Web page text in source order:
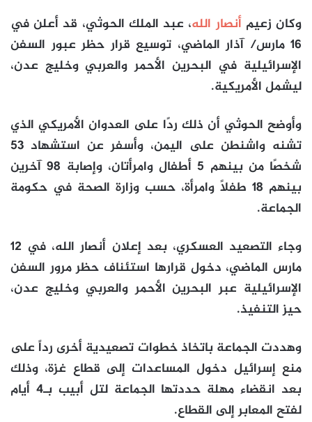
وكان زعيمأنصار الله، عبد الملك الحوثي، قد أعلن في
16 مارس/ آذار الماضي، توسيع قرار حظر عبور السفن
الإسرائيلية في البحرين الأحمر والعربي وخليج عدن،
ليشمل الأمريكية.
وأوضح الحوثي أن ذلك ردًا على العدوان الأمريكي الذي
تشنه واشنطن على اليمن، وأسفر عن استشهاد 53
شخصًا من بينهم 5 أطفال وامرأتان، وإصابة 98 آخرين
بينهم 18 طفلًا وامرأة، حسب وزارة الصحة في حكومة
الجماعة.
وجاء التصعيد العسكري، بعد إعلان أنصار الله، في 12
مارس الماضي، دخول قرارها استئناف حظر مرور السفن
الإسرائيلية عبر البحرين الأحمر والعربي وخليج عدن،
حيز التنفيذ.
وهددت الجماعة باتخاذ خطوات تصعيدية أخرى رداً على
منع إسرائيل دخول المساعدات إلى قطاع غزة، وذلك
بعد انقضاء مهلة حددتها الجماعة لتل أبيب بـ4 أيام
لفتح المعابر إلى القطاع.